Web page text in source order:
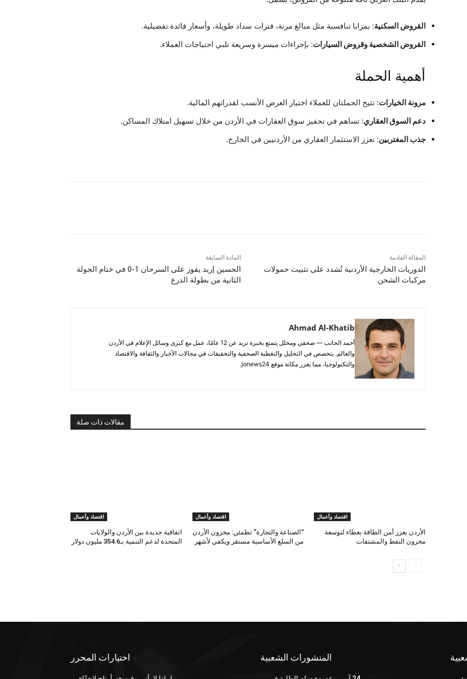
القروض السكنية: بمزايا تنافسية مثل مبالغ مرنة، فترات سداد طويلة، وأسعار فائدة تفضيلية.
القروض الشخصية وقروض السيارات: بإجراءات ميسرة وسريعة تلبي احتياجات العملاء.
أهمية الحملة
مرونة الخيارات: تتيح الحملتان للعملاء اختيار العرض الأنسب لقدراتهم المالية.
دعم السوق العقاري: تساهم في تحفيز سوق العقارات في الأردن من خلال تسهيل امتلاك المساكن.
جذب المغتربين: تعزز الاستثمار العقاري من الأردنيين في الخارج.
المادة السابقة
الحسين إربد يفوز على السرحان 1-0 في ختام الجولة
الثانية من بطولة الدرع
المقالة القادمة
الدوريات الخارجية الأردنية تُشدد على تثبيت حمولات
مركبات الشحن
Ahmad Al-Khatib
أحمد الحاتب — صحفي ومحلل يتمتع بخبرة تزيد عن 12 عامًا، عمل مع كبرى وسائل الإعلام في الأردن
والعالم. يتخصص في التحليل والتغطية الصحفية والتحقيقات في مجالات الأخبار والثقافة والاقتصاد
والتكنولوجيا، مما يعزز مكانة موقع jonews24.
مقالات ذات صلة
اقتصاد وأعمال
الأردن يعزز أمن الطاقة بعطاء لتوسعة
مخزون النفط والمشتقات
اقتصاد وأعمال
“الصناعة والتجارة” تطمئن: مخزون الأردن
من السلع الأساسية مستقر ويكفي لأشهر
اقتصاد وأعمال
اتفاقية جديدة بين الأردن والولايات
المتحدة لدعم التنمية بـ354.6 مليون دولار
اختيارات المحرر المنشورات الشعبية